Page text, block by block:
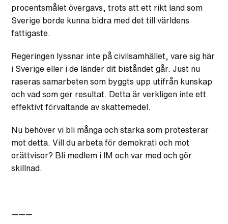
procentsmålet övergavs, trots att ett rikt land som
Sverige borde kunna bidra med det till världens
fattigaste.
Regeringen lyssnar inte på civilsamhället, vare sig här
i Sverige eller i de länder dit biståndet går. Just nu
raseras samarbeten som byggts upp utifrån kunskap
och vad som ger resultat. Detta är verkligen inte ett
effektivt förvaltande av skattemedel.
Nu behöver vi bli många och starka som protesterar
mot detta. Vill du arbeta för demokrati och mot
orättvisor? Bli medlem i IM och var med och gör
skillnad.
———